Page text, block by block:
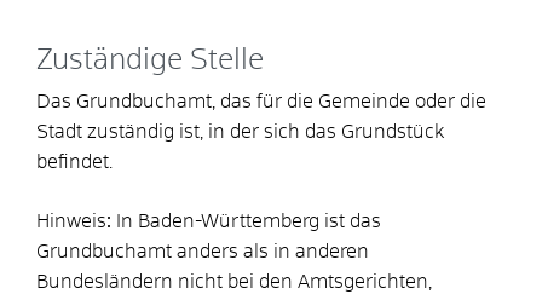
Zuständige Stelle
Das Grundbuchamt, das für die Gemeinde oder die
Stadt zuständig ist, in der sich das Grundstück
befindet.
Hinweis: In Baden-Württemberg ist das
Grundbuchamt anders als in anderen
Bundesländern nicht bei den Amtsgerichten,